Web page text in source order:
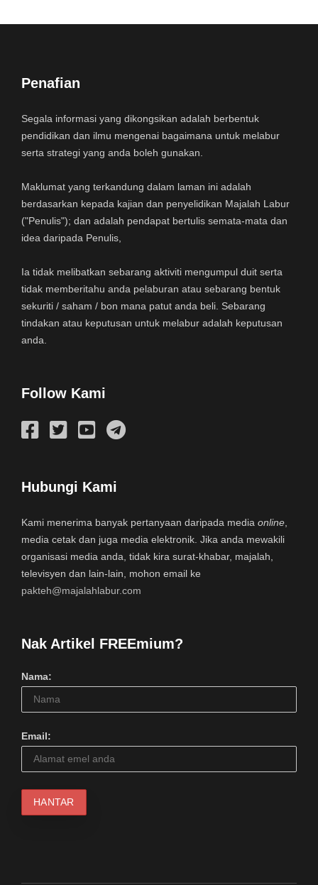
Penafian
Segala informasi yang dikongsikan adalah berbentuk
pendidikan dan ilmu mengenai bagaimana untuk melabur
serta strategi yang anda boleh gunakan.
Maklumat yang terkandung dalam laman ini adalah
berdasarkan kepada kajian dan penyelidikan Majalah Labur
("Penulis"); dan adalah pendapat bertulis semata-mata dan
idea daripada Penulis,
Ia tidak melibatkan sebarang aktiviti mengumpul duit serta
tidak memberitahu anda pelaburan atau sebarang bentuk
sekuriti / saham / bon mana patut anda beli. Sebarang
tindakan atau keputusan untuk melabur adalah keputusan
anda.
Follow Kami
Hubungi Kami
Kami menerima banyak pertanyaan daripada media online
media cetak dan juga media elektronik. Jika anda mewakili
organisasi media anda, tidak kira surat-khabar, majalah,
televisyen dan lain-lain, mohon email ke
pakteh@majalahlabur.com
Nak Artikel FREEmium?
Nama:
Email: